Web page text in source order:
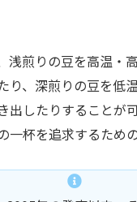
浅煎りの豆を高温・
り、深煎りの豆を低
出したりすることが
一杯を追求するため